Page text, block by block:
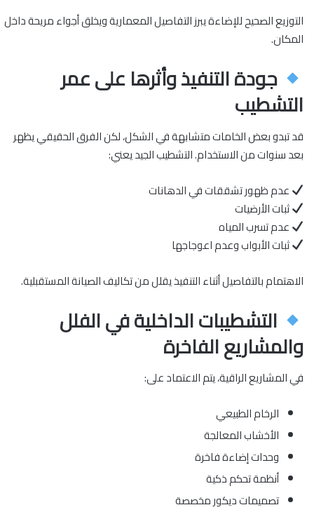
التوزيع الصحيح للإضاءة يبرز التفاصيل المعمارية ويخلق أجواء مريحة داخل
المكان.
جودة التنفيذ وأثرها على عمر
التشطيب
قد تبدو بعض الخامات متشابهة في الشكل، لكن الفرق الحقيقي يظهر
بعد سنوات من الاستخدام. التشطيب الجيد يعني:
عدم ظهور تشققات في الدهانات
ثبات الأرضيات
عدم تسرب المياه
ثبات الأبواب وعدم اعوجاجها
الاهتمام بالتفاصيل أثناء التنفيذ يقلل من تكاليف الصيانة المستقبلية.
التشطيبات الداخلية في الفلل
والمشاريع الفاخرة
في المشاريع الراقية، يتم الاعتماد على:
الرخام الطبيعي
الأخشاب المعالجة
وحدات إضاءة فاخرة
أنظمة تحكم ذكية
تصميمات ديكور مخصصة